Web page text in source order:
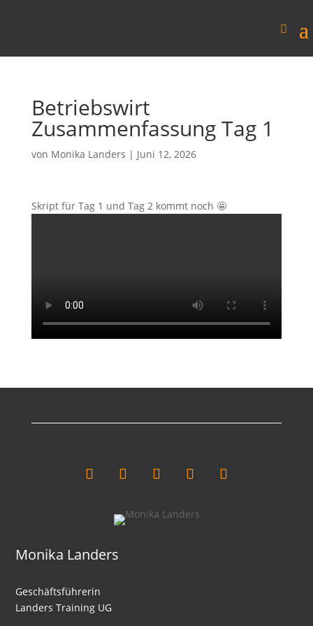
Betriebswirt
Zusammenfassung Tag 1
von Monika Landers | Juni 12, 2026
Skript für Tag 1 und Tag 2 kommt noch 🤩
Monika Landers
Geschäftsführerin
Landers Training UG